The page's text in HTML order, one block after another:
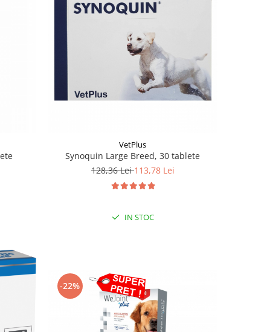
VetPlus
Synoquin Large Breed, 30 tablete
128,36 Lei113,78 Lei
IN STOC
-22%